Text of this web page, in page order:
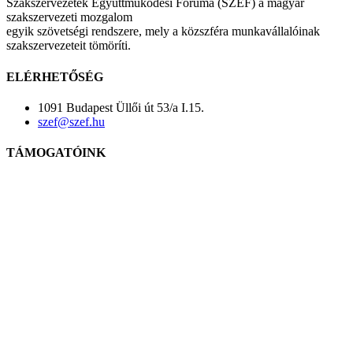
Szakszervezetek Együttműködési Fóruma (SZEF) a magyar
szakszervezeti mozgalom
egyik szövetségi rendszere, mely a közszféra munkavállalóinak
szakszervezeteit tömöríti.
ELÉRHETŐSÉG
1091 Budapest Üllői út 53/a I.15.
szef@szef.hu
TÁMOGATÓINK